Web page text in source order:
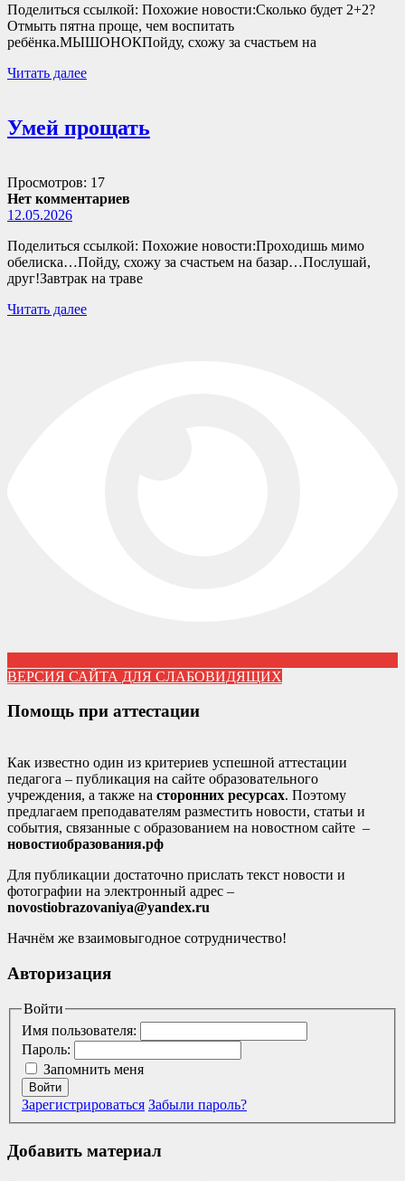
Поделиться ссылкой: Похожие новости:Сколько будет 2+2?
Отмыть пятна проще, чем воспитать
ребёнка.МЫШОНОКПойду, схожу за счастьем на
Читать далее
Умей прощать
Просмотров: 17
Нет комментариев
12.05.2026
Поделиться ссылкой: Похожие новости:Проходишь мимо
обелиска…Пойду, схожу за счастьем на базар…Послушай,
друг!Завтрак на траве
Читать далее
ВЕРСИЯ САЙТА ДЛЯ СЛАБОВИДЯЩИХ
Помощь при аттестации
Как известно один из критериев успешной аттестации
педагога – публикация на сайте образовательного
учреждения, а также на сторонних ресурсах. Поэтому
предлагаем преподавателям разместить новости, статьи и
события, связанные с образованием на новостном сайте –
новостиобразования.рф
Для публикации достаточно прислать текст новости и
фотографии на электронный адрес –
novostiobrazovaniya@yandex.ru
Начнём же взаимовыгодное сотрудничество!
Авторизация
Войти
Имя пользователя:
Пароль:
Запомнить меня
Войти
Зарегистрироваться Забыли пароль?
Добавить материал